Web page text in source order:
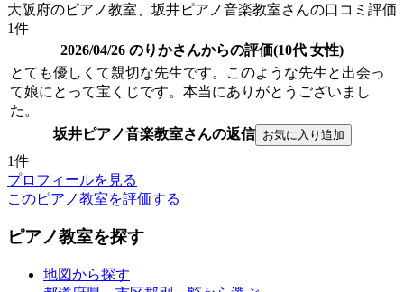
大阪府のピアノ教室、坂井ピアノ音楽教室さんの口コミ評価
1件
2026/04/26 のりかさんからの評価(10代 女性)
とても優しくて親切な先生です。このような先生と出会っ
て娘にとって宝くじです。本当にありがとうございまし
た。
坂井ピアノ音楽教室さんの返信
1件
プロフィールを見る
このピアノ教室を評価する
ピアノ教室を探す
地図から探す